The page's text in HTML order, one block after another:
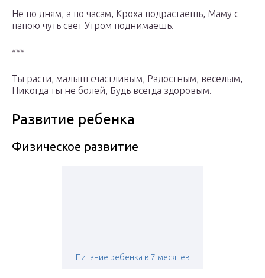
Не по дням, а по часам, Кроха подрастаешь, Маму с
папою чуть свет Утром поднимаешь.
***
Ты расти, малыш счастливым, Радостным, веселым,
Никогда ты не болей, Будь всегда здоровым.
Развитие ребенка
Физическое развитие
Питание ребенка в 7 месяцев